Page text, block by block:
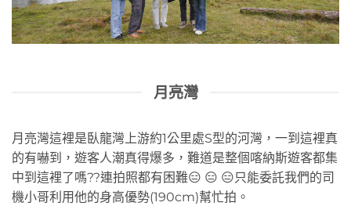
月亮灣
月亮灣這裡是臥龍灣上游約1公里處S型的河灣，一到這裡真
的有嚇到，遊客人潮真得爆多，難道是整個喀納斯遊客都集
中到這裡了嗎??連拍照都有困難😑 😑 😑只能委託我們的司
機小哥利用他的身高優勢(190cm)幫忙拍。